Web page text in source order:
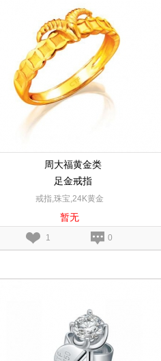
周大福黄金类
足金戒指
戒指,珠宝,24K黄金
暂无
1 0